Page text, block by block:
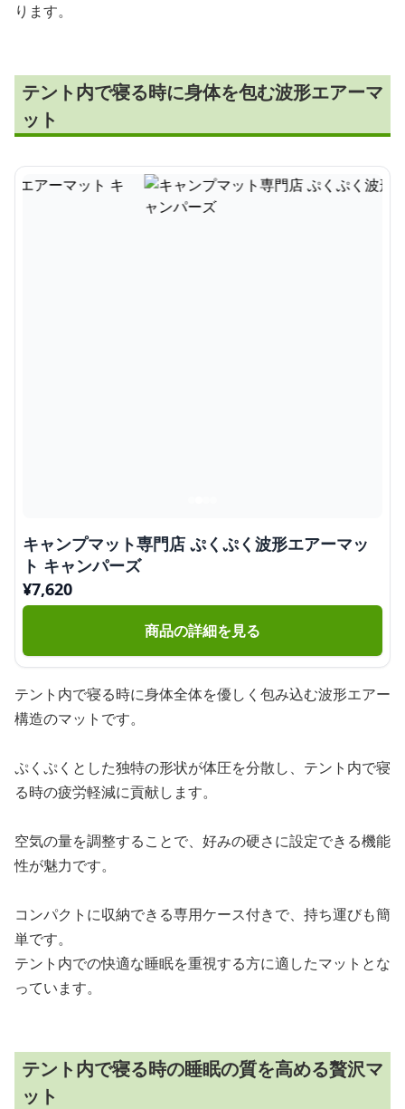
ります。
テント内で寝る時に身体を包む波形エアーマ
ット
キャンプマット専門店 ぷくぷく波形エアーマッ
ト キャンパーズ
¥7,620
商品の詳細を見る
テント内で寝る時に身体全体を優しく包み込む波形エアー
構造のマットです。
ぷくぷくとした独特の形状が体圧を分散し、テント内で寝
る時の疲労軽減に貢献します。
空気の量を調整することで、好みの硬さに設定できる機能
性が魅力です。
コンパクトに収納できる専用ケース付きで、持ち運びも簡
単です。
テント内での快適な睡眠を重視する方に適したマットとな
っています。
テント内で寝る時の睡眠の質を高める贅沢マ
ット